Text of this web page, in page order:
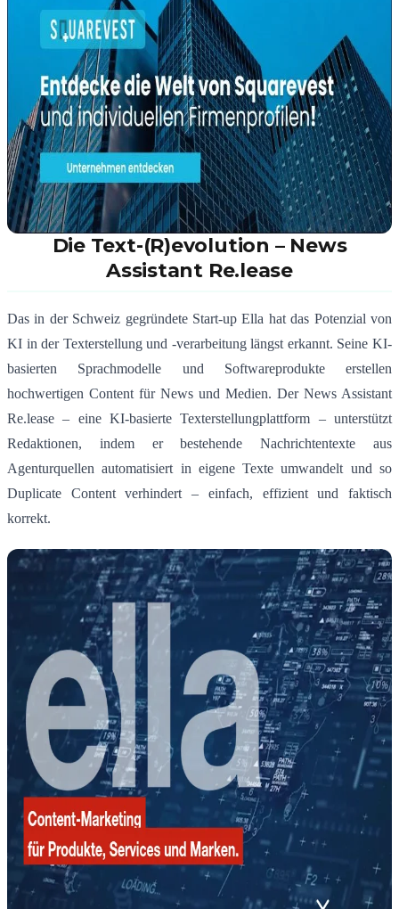
Die Text-(R)evolution – News
Assistant Re.lease
Das in der Schweiz gegründete Start-up Ella hat das Potenzial von
KI in der Texterstellung und -verarbeitung längst erkannt. Seine KI-
basierten Sprachmodelle und Softwareprodukte erstellen
hochwertigen Content für News und Medien. Der News Assistant
Re.lease – eine KI-basierte Texterstellungplattform – unterstützt
Redaktionen, indem er bestehende Nachrichtentexte aus
Agenturquellen automatisiert in eigene Texte umwandelt und so
Duplicate Content verhindert – einfach, effizient und faktisch
korrekt.